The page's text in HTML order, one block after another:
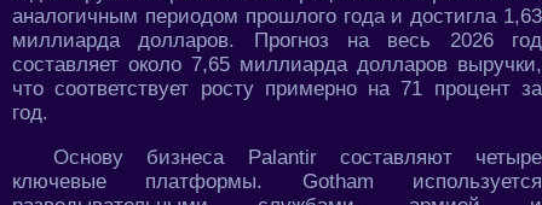
аналогичным периодом прошлого года и достигла 1,63
миллиарда долларов. Прогноз на весь 2026 год
составляет около 7,65 миллиарда долларов выручки,
что соответствует росту примерно на 71 процент за
год.
Основу бизнеса Palantir составляют четыре
ключевые платформы. Gotham используется